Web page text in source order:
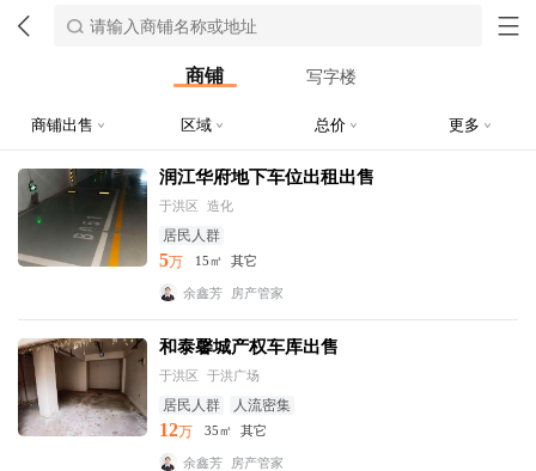
商铺 写字楼
商铺出售 区域 总价 更多
润江华府地下车位出租出售
于洪区 造化
居民人群
5万 15㎡ 其它
余鑫芳 房产管家
和泰馨城产权车库出售
于洪区 于洪广场
居民人群 人流密集
12万 35㎡ 其它
余鑫芳 房产管家